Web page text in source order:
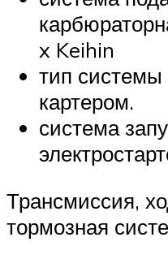
x Keihin
тип
картером.
система
Трансмиссия,
тормозная